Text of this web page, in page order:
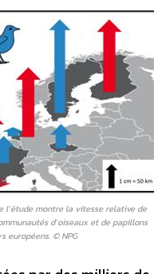
l’étude montre la vitesse relative de
d’oiseaux et de papillons
européens. © NPG